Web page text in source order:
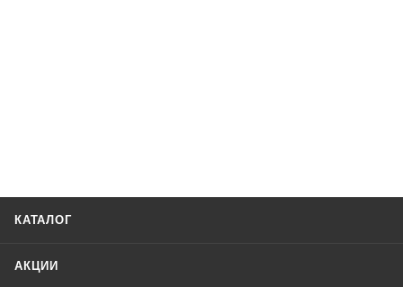
КАТАЛОГ
АКЦИИ